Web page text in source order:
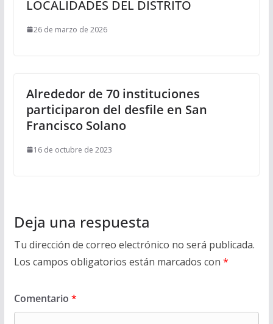
LOCALIDADES DEL DISTRITO
26 de marzo de 2026
Alrededor de 70 instituciones
participaron del desfile en San
Francisco Solano
16 de octubre de 2023
Deja una respuesta
Tu dirección de correo electrónico no será publicada.
Los campos obligatorios están marcados con *
Comentario *